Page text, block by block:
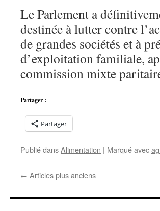
Le Parlement a
destinée à lutter contre
de grandes sociétés et à
d’exploitation familiale,
commission mixte
Partager :
Partager
Publié dansAlimentation | Marqué avec
← Articles plus anciens